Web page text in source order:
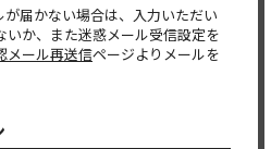
届かない場合は、入力いただい
いか、また迷惑メール受信設定を
メール再送信ページよりメールを